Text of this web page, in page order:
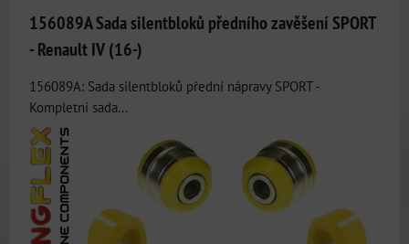
156089A Sada silentbloků předního zavěšení SPORT
- Renault IV (16-)
156089A: Sada silentbloků přední nápravy SPORT -
Kompletní sada...